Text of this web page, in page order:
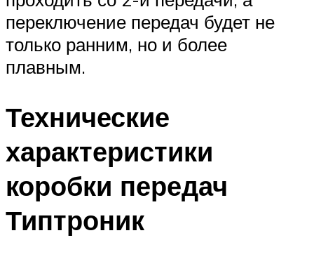
переключение передач будет не
только ранним, но и более
плавным.
Технические
характеристики
коробки передач
Типтроник